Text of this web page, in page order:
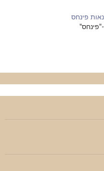
פינחס
"פינחס"